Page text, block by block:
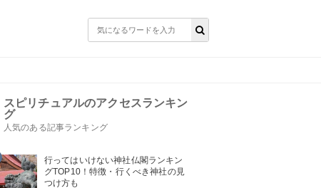
スピリチュアルのアクセスランキン
グ
人気のある記事ランキング
行ってはいけない神社仏閣ランキン
グTOP10！特徴・行くべき神社の見
つけ方も